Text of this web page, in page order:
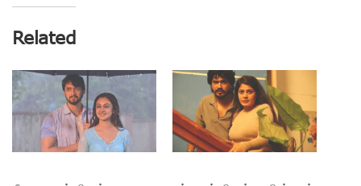
Related